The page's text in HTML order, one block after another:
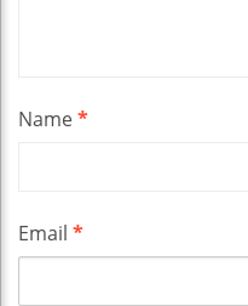
Name*
Email *